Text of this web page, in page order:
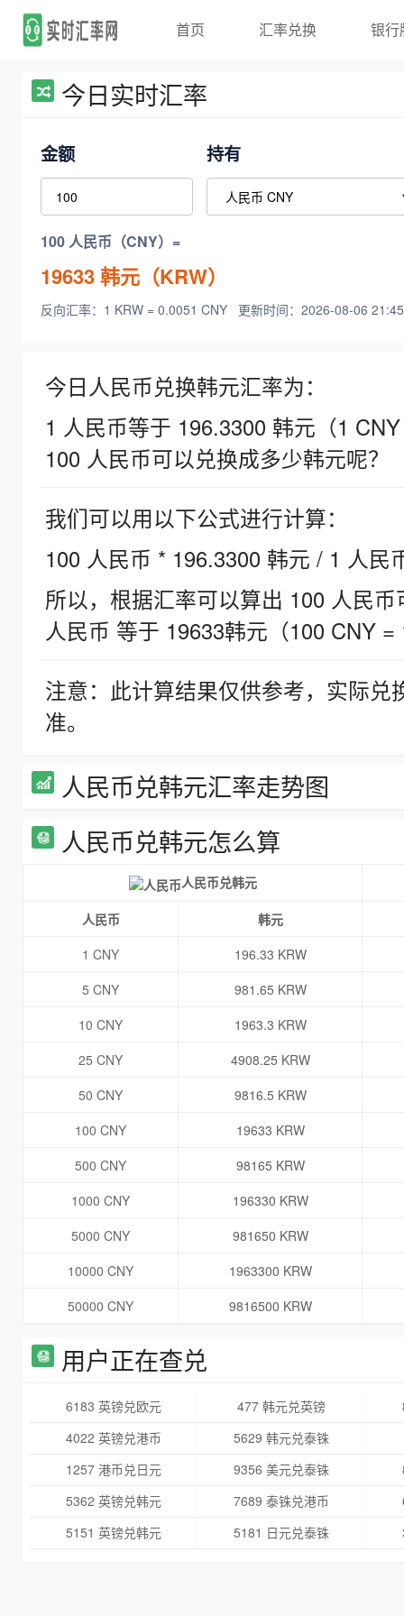
首页 汇率兑换 银行
今日实时汇率
金额 持有
100 人民币（CNY）=
19633韩元（KRW）
反向汇率：1 KRW = 0.0051 CNY 更新时间：2026-08-06
今日人民币兑换韩元汇率为：
1 人民币等于 196.3300 韩元（1
100 人民币可以兑换成多少韩元呢？
我们可以用以下公式进行计算：
100 人民币 * 196.3300 韩元 / 1 人民
所以，根据汇率可以算出 100 人民
人民币 等于 19633韩元（100 CNY =
注意：此计算结果仅供参考，实际
准。
人民币兑韩元汇率走势图
人民币兑韩元怎么算
人民币兑韩元
人民币
韩元
1 CNY
196.33 KRW
5 CNY
981.65 KRW
10 CNY
1963.3 KRW
25 CNY
4908.25 KRW
50 CNY
9816.5 KRW
100 CNY
19633 KRW
500 CNY
98165 KRW
1000 CNY
196330 KRW
5000 CNY
981650 KRW
10000 CNY
1963300 KRW
50000 CNY
9816500 KRW
用户正在查兑
6183 英镑兑欧元 477 韩元兑英镑
4022 英镑兑港币
5629 韩元兑泰铢
1257 港币兑日元
9356 美元兑泰铢
5362 英镑兑韩元
7689 泰铢兑港币
5151 英镑兑韩元
5181 日元兑泰铢